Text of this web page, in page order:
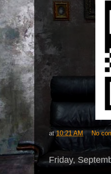
at10:21 AM No
Friday,